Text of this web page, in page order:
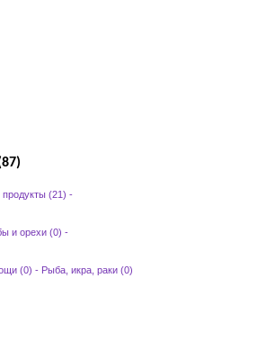
(21) -
и орехи (0) -
(0) - Рыба, икра, раки (0)